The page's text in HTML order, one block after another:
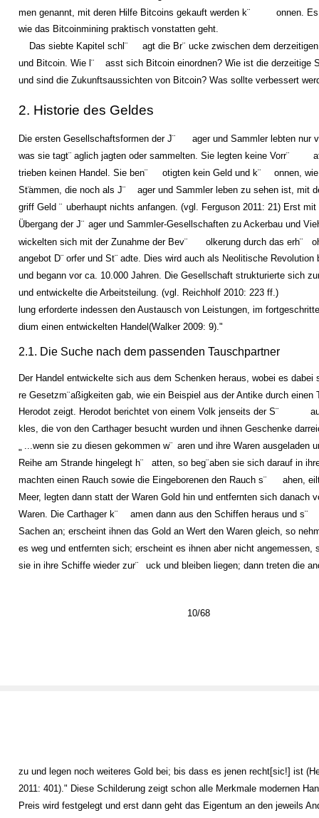
men genannt, mit deren Hilfe Bitcoins gekauft werden k¨
onnen.
wie das Bitcoinmining praktisch vonstatten geht.
Das siebte Kapitel schl¨
agt die Br¨ ucke zwischen dem
und Bitcoin. Wie l¨
asst sich Bitcoin einordnen? Wie ist die derzeitige
und sind die Zukunftsaussichten von Bitcoin? Was sollte verbessert
2. Historie des Geldes
Die ersten Gesellschaftsformen der J¨
ager und Sammler lebten nur
was sie tagt¨ aglich jagten oder sammelten. Sie legten keine Vorr¨
trieben keinen Handel. Sie ben¨
otigten kein Geld und k¨
onnen,
St¨ammen, die noch als J¨
ager und Sammler leben zu sehen ist, mit
griff Geld ¨ uberhaupt nichts anfangen. (vgl. Ferguson 2011: 21) Erst mit
¨
Ubergang der J¨ ager und Sammler-Gesellschaften zu Ackerbau und
wickelten sich mit der Zunahme der Bev¨
olkerung durch das erh¨
angebot D¨ orfer und St¨ adte. Dies wird auch als Neolitische Revolution
und begann vor ca. 10.000 Jahren. Die Gesellschaft strukturierte sich
und entwickelte die Arbeitsteilung. (vgl. Reichholf 2010: 223 ff.)
lung erforderte indessen den Austausch von Leistungen, im
dium einen entwickelten Handel(Walker 2009: 9)."
2.1. Die Suche nach dem passenden Tauschpartner
Der Handel entwickelte sich aus dem Schenken heraus, wobei es dabei
re Gesetzm¨aßigkeiten gab, wie ein Beispiel aus der Antike durch einen
Herodot zeigt. Herodot berichtet von einem Volk jenseits der S¨
kles, die von den Carthager besucht wurden und ihnen Geschenke
"
...wenn sie zu diesen gekommen w¨ aren und ihre Waren ausgeladen
Reihe am Strande hingelegt h¨
atten, so beg¨aben sie sich darauf in
machten einen Rauch sowie die Eingeborenen den Rauch s¨
ahen,
Meer, legten dann statt der Waren Gold hin und entfernten sich danach
Waren. Die Carthager k¨
amen dann aus den Schiffen heraus und s¨
Sachen an; erscheint ihnen das Gold an Wert den Waren gleich, so
es weg und entfernten sich; erscheint es ihnen aber nicht angemessen,
sie in ihre Schiffe wieder zur¨
uck und bleiben liegen; dann treten die
10/68
zu und legen noch weiteres Gold bei; bis dass es jenen recht[sic!] ist
2011: 401)." Diese Schilderung zeigt schon alle Merkmale modernen
Preis wird festgelegt und erst dann geht das Eigentum an den jeweils